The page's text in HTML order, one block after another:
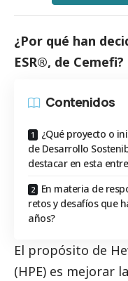
¿Por qué han
ESR®, de Cemefi?
Contenidos
¿Qué proyecto o
de Desarrollo
destacar en esta
En materia de
retos y desafíos que
años?
El propósito de
(HPE) es mejorar